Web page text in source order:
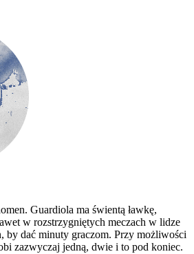
Guardiola ma świentą ławkę,
w rozstrzygniętych meczach w lidze
by dać minuty graczom. Przy możliwości
zazwyczaj jedną, dwie i to pod koniec.